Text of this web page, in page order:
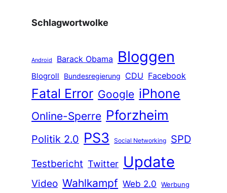
Schlagwortwolke
Android Barack Obama Bloggen
Blogroll Bundesregierung CDU Facebook
Fatal Error Google iPhone
Online-Sperre Pforzheim
Politik 2.0 PS3 Social Networking
SPD
Testbericht Twitter Update
Video Wahlkampf Web 2.0 Werbung